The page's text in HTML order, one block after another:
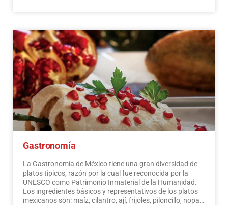
Gastronomía
La Gastronomía de México tiene una gran diversidad de
platos típicos, razón por la cual fue reconocida por la
UNESCO como Patrimonio Inmaterial de la Humanidad.
Los ingredientes básicos y representativos de los platos
mexicanos son: maíz, cilantro, ají, frijoles, piloncillo, nopal